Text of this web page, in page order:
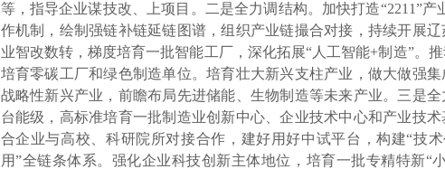
等，指导企业谋技改、上项目。二是全力调结构。加快打造“2211”产
作机制，绘制强链补链延链图谱，组织产业链撮合对接，持续开展
业智改数转，梯度培育一批智能工厂，深化拓展“人工智能+制造”。
培育零碳工厂和绿色制造单位。培育壮大新兴支柱产业，做大做强
战略性新兴产业，前瞻布局先进储能、生物制造等未来产业。三是
台能级，高标准培育一批制造业创新中心、企业技术中心和产业技
合企业与高校、科研院所对接合作，建好用好中试平台，构建“技
用”全链条体系。强化企业科技创新主体地位，培育一批专精特新“